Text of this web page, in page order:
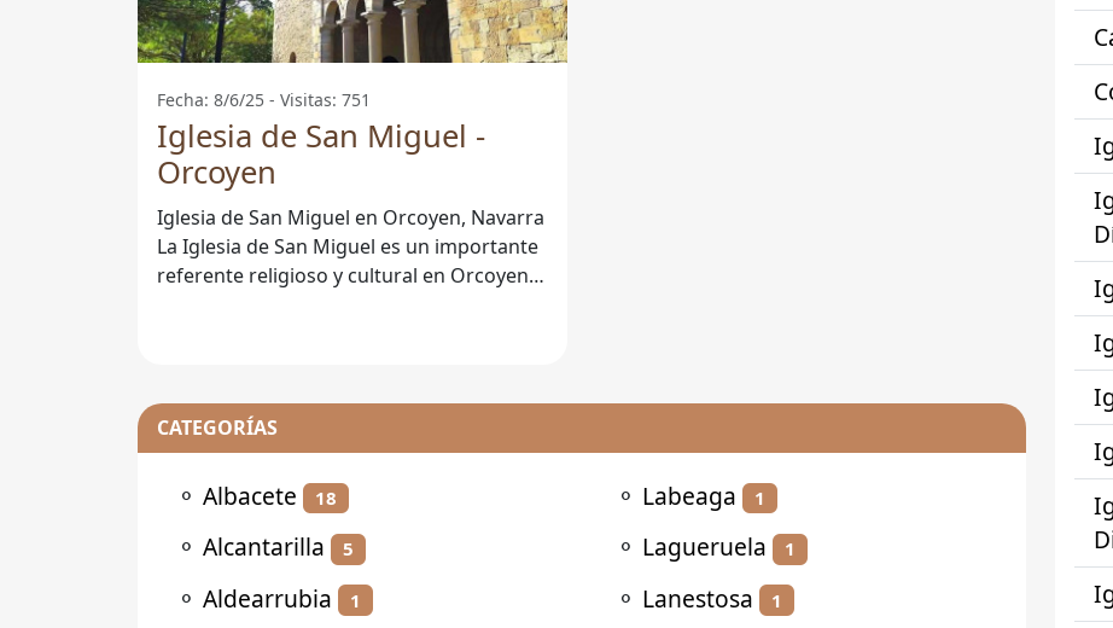
Fecha: 8/6/25 - Visitas: 751
Iglesia de San Miguel -
Orcoyen
Iglesia de San Miguel en Orcoyen, Navarra
La Iglesia de San Miguel es un importante
referente religioso y cultural en Orcoyen,
CATEGORÍAS
⚬ Albacete 18
⚬ Alcantarilla 5
⚬ Aldearrubia 1
⚬ Labeaga 1
⚬ Lagueruela 1
⚬ Lanestosa 1